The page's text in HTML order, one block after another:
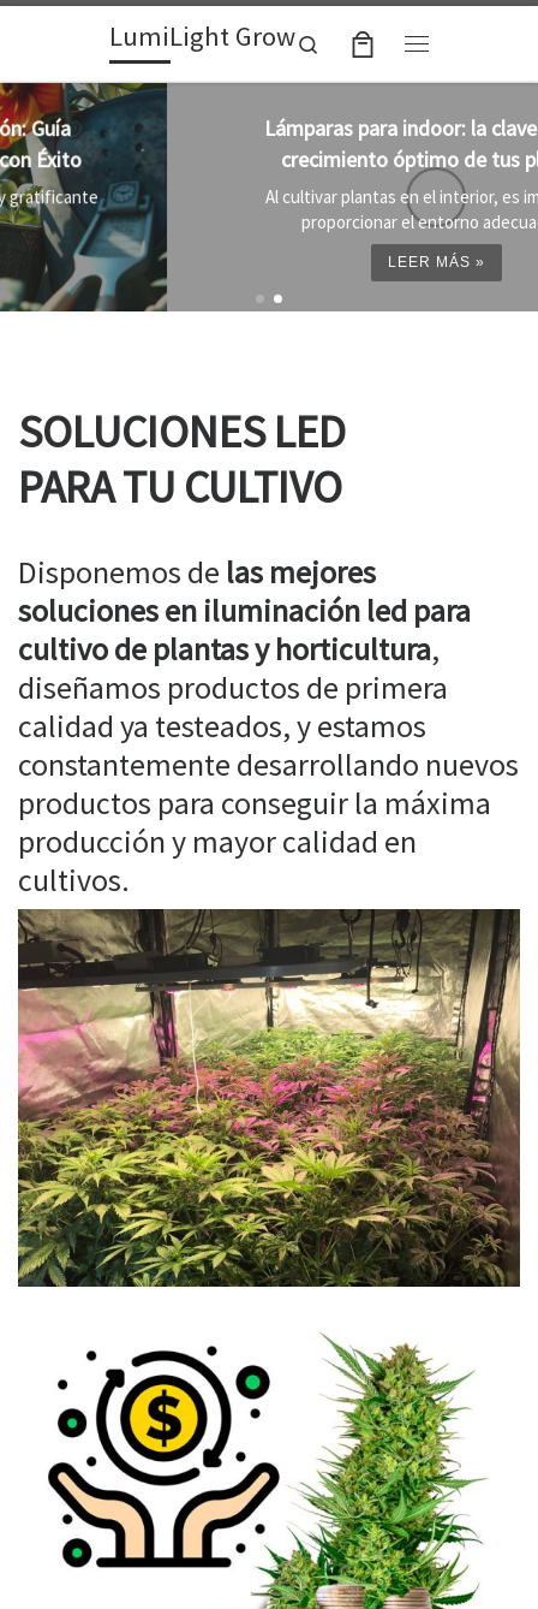
Skip to contentLumiLight Grow
Search
Lámparas para indoor: la clave para un
crecimiento óptimo de tus plantas
Al cultivar plantas en el interior, es importante
proporcionar el entorno adecuado ...
SOLUCIONES LED
PARA TU CULTIVO
Disponemos de las mejores
soluciones en iluminación led para
cultivo de plantas y horticultura,
diseñamos productos de primera
calidad ya testeados, y estamos
constantemente desarrollando nuevos
productos para conseguir la máxima
producción y mayor calidad en
cultivos.